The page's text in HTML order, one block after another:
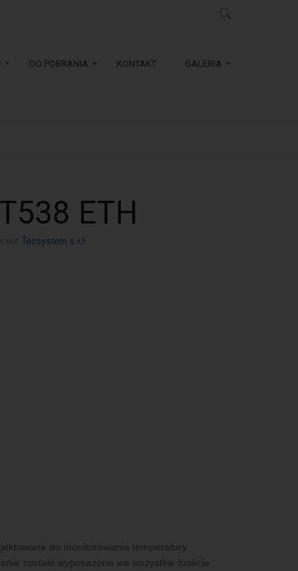
DO POBRANIA KONTAKT GALERIA
ETH
Tecsystem s.r.l
do monitorowania temperatury
zostało wyposażone we wszystkie funkcje